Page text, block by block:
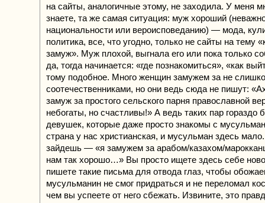
на сайты, аналогичные этому, не заходила. У меня
знаете, та же самая ситуация: муж хороший
национальности или вероисповеданию) — мода,
политика, все, что угодно, только не сайты на тему
замуж». Муж плохой, выгнала его или пока только
да, тогда начинается: «где познакомиться», «как
тому подобное. Много женщин замужем за не
соотечественниками, но они ведь сюда не пишут:
замуж за простого сельского парня православной
небогаты, но счастливы!» А ведь таких пар гораздо
девушек, которые даже просто знакомы с
страна у нас христианская, и мусульман здесь
зайдешь — «я замужем за арабом/казахом/
нам так хорошо…» Вы просто ищете здесь себе
пишете такие письма для отвода глаз, чтобы
мусульманин не смог придраться и не переломал
чем вы успеете от него сбежать. Извините, это